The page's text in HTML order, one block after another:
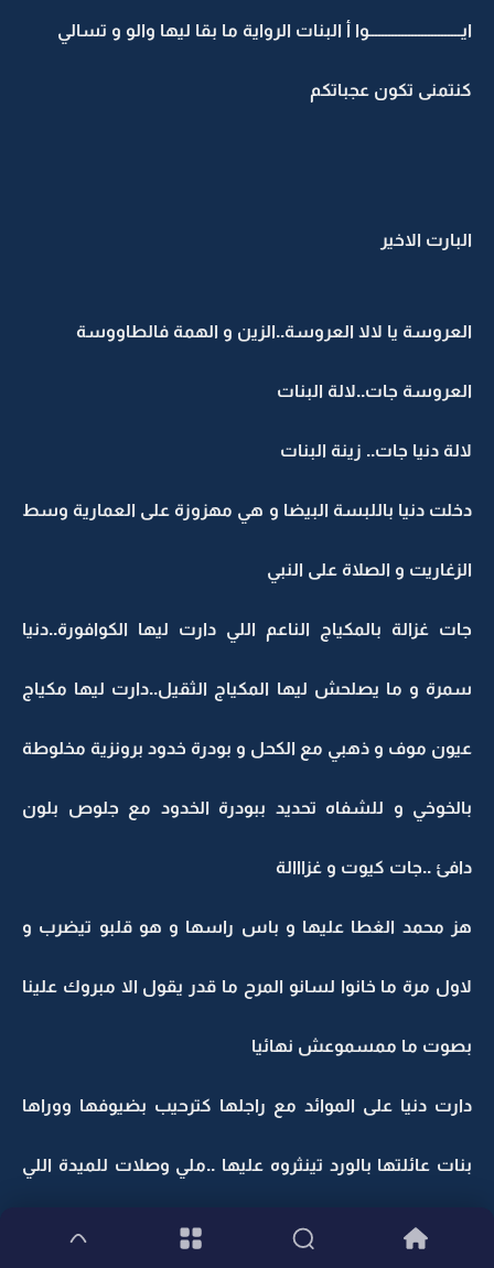
ايــــــــــــــــــــــــــــوا أ البنات الرواية ما بقا ليها والو و تسالي
كنتمنى تكون عجباتكم
البارت الاخير
العروسة يا لالا العروسة..الزين و الهمة فالطاووسة
العروسة جات..لالة البنات
لالة دنيا جات.. زينة البنات
دخلت دنيا باللبسة البيضا و هي مهزوزة على العمارية وسط
الزغاريت و الصلاة على النبي
جات غزالة بالمكياج الناعم اللي دارت ليها الكوافورة..دنيا
سمرة و ما يصلحش ليها المكياج الثقيل..دارت ليها مكياج
عيون موف و ذهبي مع الكحل و بودرة خدود برونزية مخلوطة
بالخوخي و للشفاه تحديد ببودرة الخدود مع جلوص بلون
دافئ ..جات كيوت و غزااالة
هز محمد الغطا عليها و باس راسها و هو قلبو تيضرب و
لاول مرة ما خانوا لسانو المرح ما قدر يقول الا مبروك علينا
بصوت ما ممسموعش نهائيا
دارت دنيا على الموائد مع راجلها كترحيب بضيوفها ووراها
بنات عائلتها بالورد تينثروه عليها ..ملي وصلات للميدة اللي
مجموعين فيها البنات ..كلهم فدقة وحدة زغرتوا ليها